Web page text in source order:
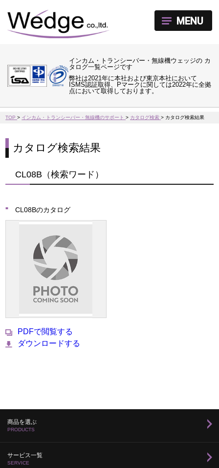
インカム・トランシーバー・無線機ウェッジの カ
タログ一覧ページです
弊社は2021年に本社および東京本社において
ISMS認証取得、Pマークに関しては2022年に全拠
点において取得しております。
MENU
TOP> インカム・トランシーバー・無線機のサポート> カタログ検索> カタログ検索結果
カタログ検索結果
CL08B（検索ワード）
CL08Bのカタログ
PDFで閲覧する
ダウンロードする
商品を選ぶ
PRODUCTS
サービス一覧
SERVICE